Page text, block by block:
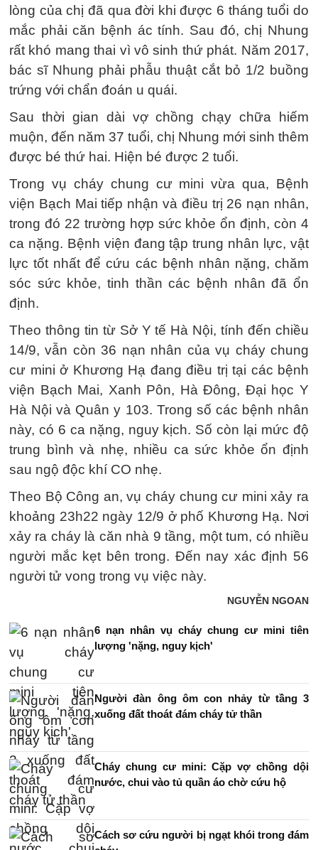
lòng của chị đã qua đời khi được 6 tháng tuổi do
mắc phải căn bệnh ác tính. Sau đó, chị Nhung
rất khó mang thai vì vô sinh thứ phát. Năm 2017,
bác sĩ Nhung phải phẫu thuật cắt bỏ 1/2 buồng
trứng với chẩn đoán u quái.
Sau thời gian dài vợ chồng chạy chữa hiếm
muộn, đến năm 37 tuổi, chị Nhung mới sinh thêm
được bé thứ hai. Hiện bé được 2 tuổi.
Trong vụ cháy chung cư mini vừa qua, Bệnh
viện Bạch Mai tiếp nhận và điều trị 26 nạn nhân,
trong đó 22 trường hợp sức khỏe ổn định, còn 4
ca nặng. Bệnh viện đang tập trung nhân lực, vật
lực tốt nhất để cứu các bệnh nhân nặng, chăm
sóc sức khỏe, tinh thần các bệnh nhân đã ổn
định.
Theo thông tin từ Sở Y tế Hà Nội, tính đến chiều
14/9, vẫn còn 36 nạn nhân của vụ cháy chung
cư mini ở Khương Hạ đang điều trị tại các bệnh
viện Bạch Mai, Xanh Pôn, Hà Đông, Đại học Y
Hà Nội và Quân y 103. Trong số các bệnh nhân
này, có 6 ca nặng, nguy kịch. Số còn lại mức độ
trung bình và nhẹ, nhiều ca sức khỏe ổn định
sau ngộ độc khí CO nhẹ.
Theo Bộ Công an, vụ cháy chung cư mini xảy ra
khoảng 23h22 ngày 12/9 ở phố Khương Hạ. Nơi
xảy ra cháy là căn nhà 9 tầng, một tum, có nhiều
người mắc kẹt bên trong. Đến nay xác định 56
người tử vong trong vụ việc này.
NGUYỄN NGOAN
6 nạn nhân vụ cháy chung cư mini tiên
lượng 'nặng, nguy kịch'
Người đàn ông ôm con nhảy từ tầng 3
xuống đất thoát đám cháy tử thần
Cháy chung cư mini: Cặp vợ chồng dội
nước, chui vào tủ quần áo chờ cứu hộ
Cách sơ cứu người bị ngạt khói trong đám